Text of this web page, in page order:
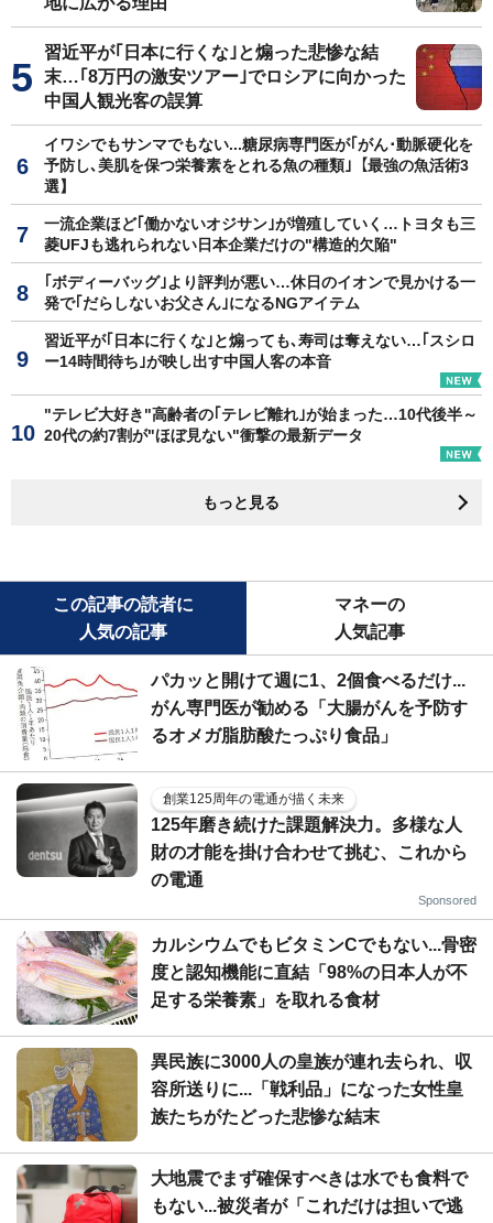
習近平が｢日本に行くな｣と煽った悲惨な結
末…｢8万円の激安ツアー｣でロシアに向かった
中国人観光客の誤算
イワシでもサンマでもない...糖尿病専門医が｢がん･動脈硬化を
予防し､美肌を保つ栄養素をとれる魚の種類｣【最強の魚活術3
選】
一流企業ほど｢働かないオジサン｣が増殖していく…トヨタも三
菱UFJも逃れられない日本企業だけの"構造的欠陥"
｢ボディーバッグ｣より評判が悪い…休日のイオンで見かける一
発で｢だらしないお父さん｣になるNGアイテム
習近平が｢日本に行くな｣と煽っても､寿司は奪えない…｢スシロ
ー14時間待ち｣が映し出す中国人客の本音
"テレビ大好き"高齢者の｢テレビ離れ｣が始まった…10代後半～
20代の約7割が"ほぼ見ない"衝撃の最新データ
もっと見る
この記事の読者に
人気の記事
マネーの
人気記事
パカッと開けて週に1、2個食べるだけ...
がん専門医が勧める「大腸がんを予防す
るオメガ脂肪酸たっぷり食品」
創業125周年の電通が描く未来
125年磨き続けた課題解決力。多様な人
財の才能を掛け合わせて挑む、これから
の電通
Sponsored
カルシウムでもビタミンCでもない...骨密
度と認知機能に直結「98%の日本人が不
足する栄養素」を取れる食材
異民族に3000人の皇族が連れ去られ、収
容所送りに...「戦利品」になった女性皇
族たちがたどった悲惨な結末
大地震でまず確保すべきは水でも食料で
もない...被災者が「これだけは担いで逃